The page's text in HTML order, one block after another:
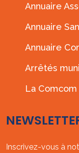
Annuaire
Annuaire
Annuaire
Arrêtés
La Comcom
Inscrivez-vous à